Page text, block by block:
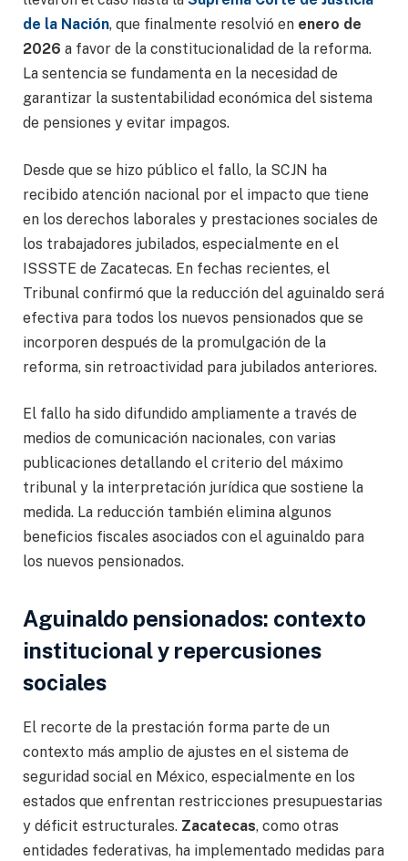
de la Nación, que finalmente resolvió en enero de
2026 a favor de la constitucionalidad de la reforma.
La sentencia se fundamenta en la necesidad de
garantizar la sustentabilidad económica del sistema
de pensiones y evitar impagos.
Desde que se hizo público el fallo, la SCJN ha
recibido atención nacional por el impacto que tiene
en los derechos laborales y prestaciones sociales de
los trabajadores jubilados, especialmente en el
ISSSTE de Zacatecas. En fechas recientes, el
Tribunal confirmó que la reducción del aguinaldo será
efectiva para todos los nuevos pensionados que se
incorporen después de la promulgación de la
reforma, sin retroactividad para jubilados anteriores.
El fallo ha sido difundido ampliamente a través de
medios de comunicación nacionales, con varias
publicaciones detallando el criterio del máximo
tribunal y la interpretación jurídica que sostiene la
medida. La reducción también elimina algunos
beneficios fiscales asociados con el aguinaldo para
los nuevos pensionados.
Aguinaldo pensionados: contexto
institucional y repercusiones
sociales
El recorte de la prestación forma parte de un
contexto más amplio de ajustes en el sistema de
seguridad social en México, especialmente en los
estados que enfrentan restricciones presupuestarias
y déficit estructurales. Zacatecas, como otras
entidades federativas, ha implementado medidas para